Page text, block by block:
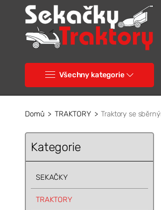
Všechny kategorie
Domů TRAKTORY Traktory se
Kategorie
SEKAČKY
TRAKTORY